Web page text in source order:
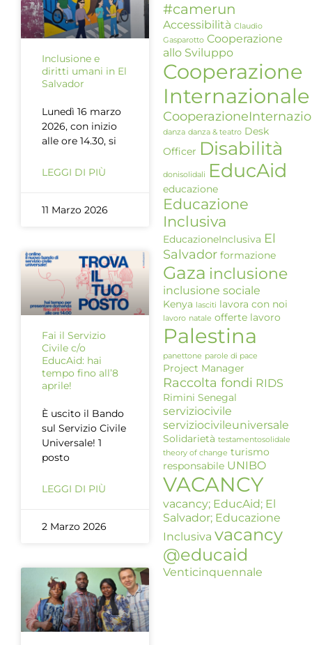
Inclusione e
diritti umani in El
Salvador
Lunedì 16 marzo
2026, con inizio
alle ore 14.30, si
LEGGI DI PIÙ
11 Marzo 2026
Fai il Servizio
Civile c/o
EducAid: hai
tempo fino all’8
aprile!
È uscito il Bando
sul Servizio Civile
Universale! 1
posto
LEGGI DI PIÙ
2 Marzo 2026
#camerun
Accessibilità Claudio
Gasparotto Cooperazione
allo Sviluppo
Cooperazione
Internazionale
danza danza & teatro Desk
Officer Disabilità
donisolidali EducAid
educazione
Educazione
Inclusiva
EducazioneInclusiva El
Salvador formazione
Gaza inclusione
inclusione sociale
Kenya lasciti lavora con noi
lavoro natale offerte lavoro
Palestina
panettone parole di pace
Project Manager
Raccolta fondi RIDS
Rimini Senegal
serviziocivile
serviziocivileuniversale
Solidarietà testamentosolidale
theory of change turismo
responsabile UNIBO
VACANCY
vacancy; EducAid; El
Salvador; Educazione
Inclusiva vacancy
@educaid
Venticinquennale